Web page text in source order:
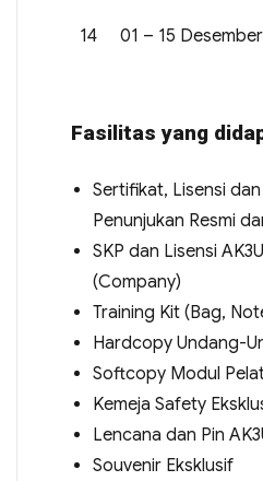
14 01 – 15 Desember
Fasilitas yang
Sertifikat, Lisensi
Penunjukan Resmi
SKP dan Lisensi
(Company)
Training Kit (Bag,
Hardcopy Undang-
Softcopy Modul
Kemeja Safety
Lencana dan Pin
Souvenir Eksklusif